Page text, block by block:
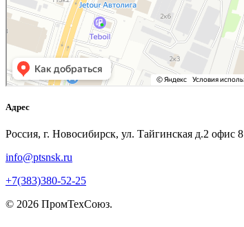
Адрес
Россия, г. Новосибирск, ул. Тайгинская д.2 офис 8
info@ptsnsk.ru
+7(383)380-52-25
© 2026 ПромТехСоюз.